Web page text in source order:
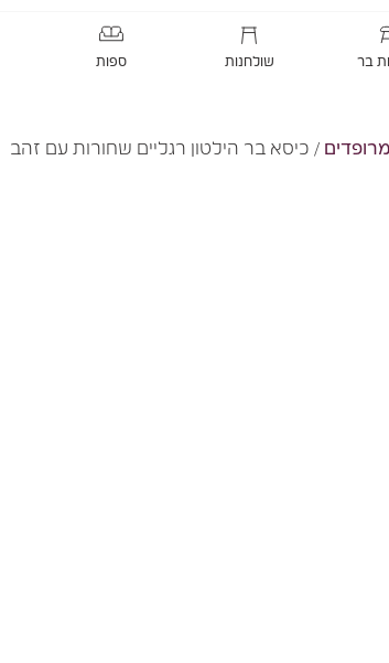
בר שולחנות ספות
/ כיסא בר הילטון רגליים שחורות עם זהב